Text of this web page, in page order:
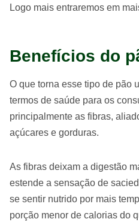
Logo mais entraremos em
Benefícios do
O que torna esse tipo de pão
termos de saúde para os
principalmente as fibras,
açúcares e gorduras.
As fibras deixam a digestão
estende a sensação de
se sentir nutrido por mais
porção menor de calorias do